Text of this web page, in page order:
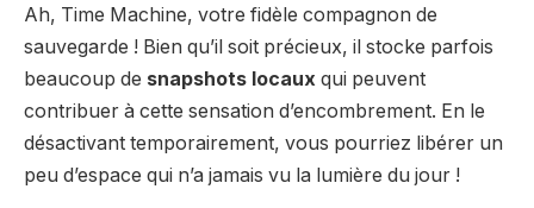
Ah, Time Machine, votre fidèle compagnon de
sauvegarde ! Bien qu’il soit précieux, il stocke parfois
beaucoup de snapshots locaux qui peuvent
contribuer à cette sensation d’encombrement. En le
désactivant temporairement, vous pourriez libérer un
peu d’espace qui n’a jamais vu la lumière du jour !